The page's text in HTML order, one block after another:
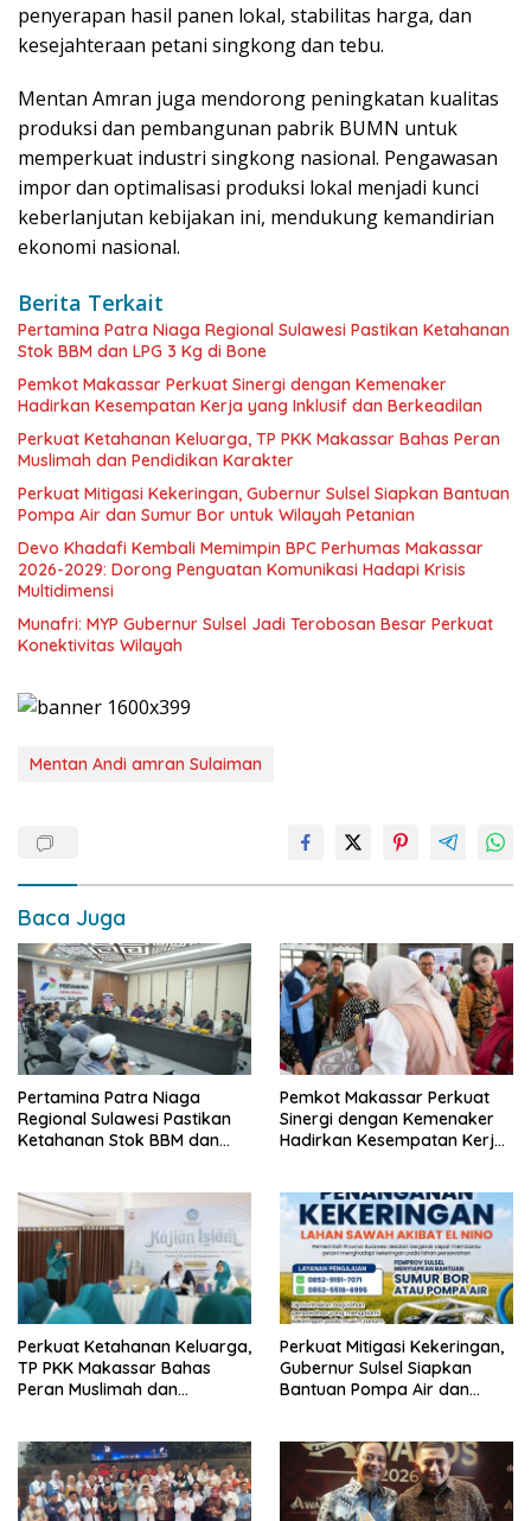
penyerapan hasil panen lokal, stabilitas harga, dan
kesejahteraan petani singkong dan tebu.
Mentan Amran juga mendorong peningkatan kualitas
produksi dan pembangunan pabrik BUMN untuk
memperkuat industri singkong nasional. Pengawasan
impor dan optimalisasi produksi lokal menjadi kunci
keberlanjutan kebijakan ini, mendukung kemandirian
ekonomi nasional.
Berita Terkait
Pertamina Patra Niaga Regional Sulawesi Pastikan Ketahanan
Stok BBM dan LPG 3 Kg di Bone
Pemkot Makassar Perkuat Sinergi dengan Kemenaker
Hadirkan Kesempatan Kerja yang Inklusif dan Berkeadilan
Perkuat Ketahanan Keluarga, TP PKK Makassar Bahas Peran
Muslimah dan Pendidikan Karakter
Perkuat Mitigasi Kekeringan, Gubernur Sulsel Siapkan Bantuan
Pompa Air dan Sumur Bor untuk Wilayah Petanian
Devo Khadafi Kembali Memimpin BPC Perhumas Makassar
2026-2029: Dorong Penguatan Komunikasi Hadapi Krisis
Multidimensi
Munafri: MYP Gubernur Sulsel Jadi Terobosan Besar Perkuat
Konektivitas Wilayah
Mentan Andi amran Sulaiman
Baca Juga
Pertamina Patra Niaga
Regional Sulawesi Pastikan
Ketahanan Stok BBM dan
Pemkot Makassar Perkuat
Sinergi dengan Kemenaker
Hadirkan Kesempatan Kerja
Perkuat Ketahanan Keluarga,
TP PKK Makassar Bahas
Peran Muslimah dan
Perkuat Mitigasi Kekeringan,
Gubernur Sulsel Siapkan
Bantuan Pompa Air dan